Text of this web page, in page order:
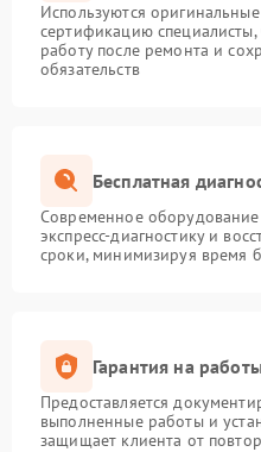
Используются
сертификацию
работу после ремонта и
обязательств
Бесплатная
Современное
экспресс-диагностику и
сроки, минимизируя время
Гарантия на
Предоставляется
выполненные работы и
защищает клиента от